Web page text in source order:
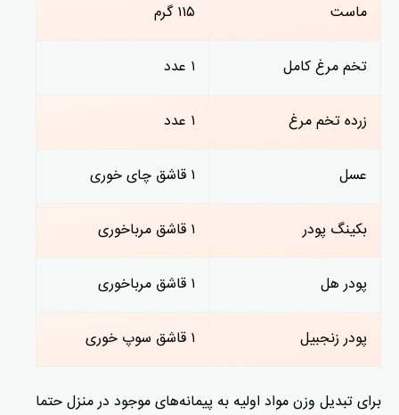
ماست ۱۱۵ گرم
تخم مرغ کامل ۱ عدد
زرده تخم مرغ ۱ عدد
عسل ۱ قاشق چای خوری
بکینگ پودر ۱ قاشق مرباخوری
پودر هل ۱ قاشق مرباخوری
پودر زنجبیل ۱ قاشق سوپ خوری
برای تبدیل وزن مواد اولیه به پیمانه‌های موجود در منزل حتما